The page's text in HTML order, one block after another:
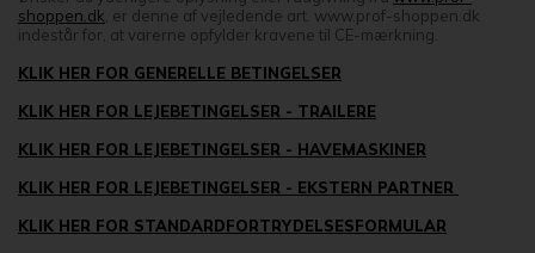
shoppen.dk , er denne af vejledende art. www.prof-shoppen.dk
indestår for, at varerne opfylder kravene til CE-mærkning.
KLIK HER FOR GENERELLE BETINGELSER
KLIK HER FOR LEJEBETINGELSER - TRAILERE
KLIK HER FOR LEJEBETINGELSER - HAVEMASKINER
KLIK HER FOR LEJEBETINGELSER - EKSTERN PARTNER
KLIK HER FOR STANDARDFORTRYDELSESFORMULAR